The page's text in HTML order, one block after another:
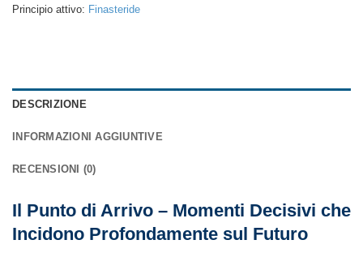
Principio attivo: Finasteride
DESCRIZIONE
INFORMAZIONI AGGIUNTIVE
RECENSIONI (0)
Il Punto di Arrivo – Momenti Decisivi che
Incidono Profondamente sul Futuro